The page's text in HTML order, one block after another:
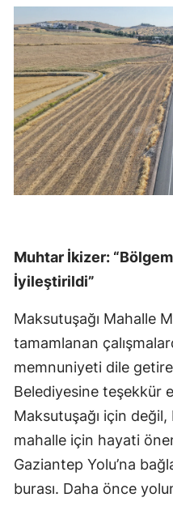
Muhtar İkizer:
İyileştirildi”
Maksutuşağı Mahalle
tamamlanan
memnuniyeti dile
Belediyesine teşekkür
Maksutuşağı için
mahalle için hayati
Gaziantep Yolu’na
burası. Daha önce